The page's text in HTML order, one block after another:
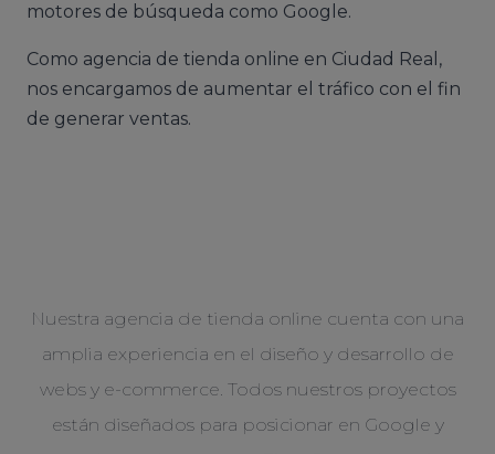
motores de búsqueda como Google.
Como agencia de tienda online en Ciudad Real,
nos encargamos de aumentar el tráfico con el fin
de generar ventas.
Nuestra agencia de tienda online cuenta con una
amplia experiencia en el diseño y desarrollo de
webs y e-commerce. Todos nuestros proyectos
están diseñados para posicionar en Google y